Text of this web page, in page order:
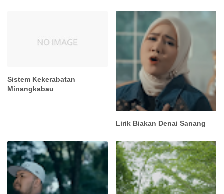
Sistem Kekerabatan
Minangkabau
Lirik Biakan Denai Sanang